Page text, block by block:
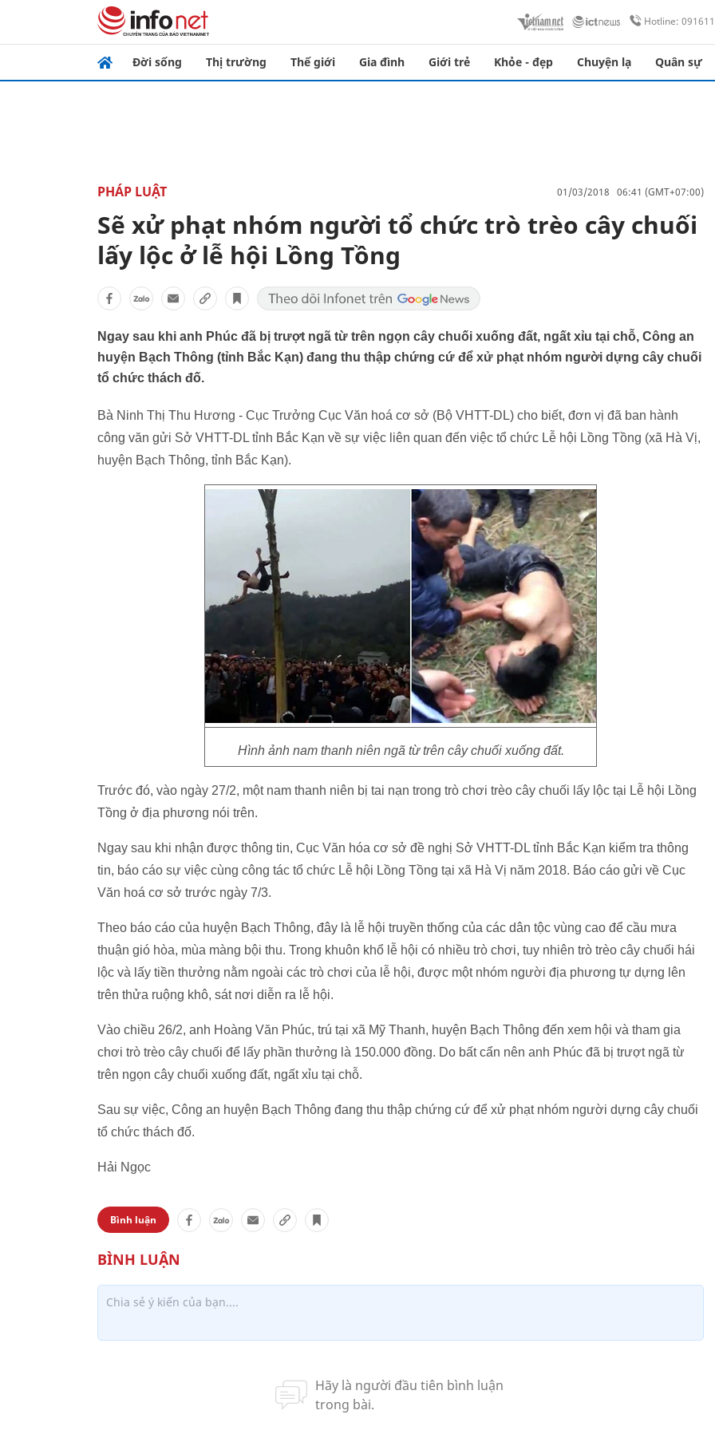
Hotline:
Đời sống Thị trường Thế giới Gia đình Giới trẻ Khỏe - đẹp Chuyện lạ Quân sự
PHÁP LUẬT 01/03/2018 06:41 (GMT+07:00)
Sẽ xử phạt nhóm người tổ chức trò trèo cây chuối
lấy lộc ở lễ hội Lồng Tồng
Ngay sau khi anh Phúc đã bị trượt ngã từ trên ngọn cây chuối xuống đất, ngất xỉu tại chỗ, Công an
huyện Bạch Thông (tỉnh Bắc Kạn) đang thu thập chứng cứ để xử phạt nhóm người dựng cây chuối
tổ chức thách đố.
Bà Ninh Thị Thu Hương - Cục Trưởng Cục Văn hoá cơ sở (Bộ VHTT-DL) cho biết, đơn vị đã ban hành
công văn gửi Sở VHTT-DL tỉnh Bắc Kạn về sự việc liên quan đến việc tổ chức Lễ hội Lồng Tồng (xã Hà Vị,
huyện Bạch Thông, tỉnh Bắc Kạn).
Hình ảnh nam thanh niên ngã từ trên cây chuối xuống đất.
Trước đó, vào ngày 27/2, một nam thanh niên bị tai nạn trong trò chơi trèo cây chuối lấy lộc tại Lễ hội Lồng
Tồng ở địa phương nói trên.
Ngay sau khi nhận được thông tin, Cục Văn hóa cơ sở đề nghị Sở VHTT-DL tỉnh Bắc Kạn kiểm tra thông
tin, báo cáo sự việc cùng công tác tổ chức Lễ hội Lồng Tồng tại xã Hà Vị năm 2018. Báo cáo gửi về Cục
Văn hoá cơ sở trước ngày 7/3.
Theo báo cáo của huyện Bạch Thông, đây là lễ hội truyền thống của các dân tộc vùng cao để cầu mưa
thuận gió hòa, mùa màng bội thu. Trong khuôn khổ lễ hội có nhiều trò chơi, tuy nhiên trò trèo cây chuối hái
lộc và lấy tiền thưởng nằm ngoài các trò chơi của lễ hội, được một nhóm người địa phương tự dựng lên
trên thửa ruộng khô, sát nơi diễn ra lễ hội.
Vào chiều 26/2, anh Hoàng Văn Phúc, trú tại xã Mỹ Thanh, huyện Bạch Thông đến xem hội và tham gia
chơi trò trèo cây chuối để lấy phần thưởng là 150.000 đồng. Do bất cẩn nên anh Phúc đã bị trượt ngã từ
trên ngọn cây chuối xuống đất, ngất xỉu tại chỗ.
Sau sự việc, Công an huyện Bạch Thông đang thu thập chứng cứ để xử phạt nhóm người dựng cây chuối
tổ chức thách đố.
Hải Ngọc
Bình luận